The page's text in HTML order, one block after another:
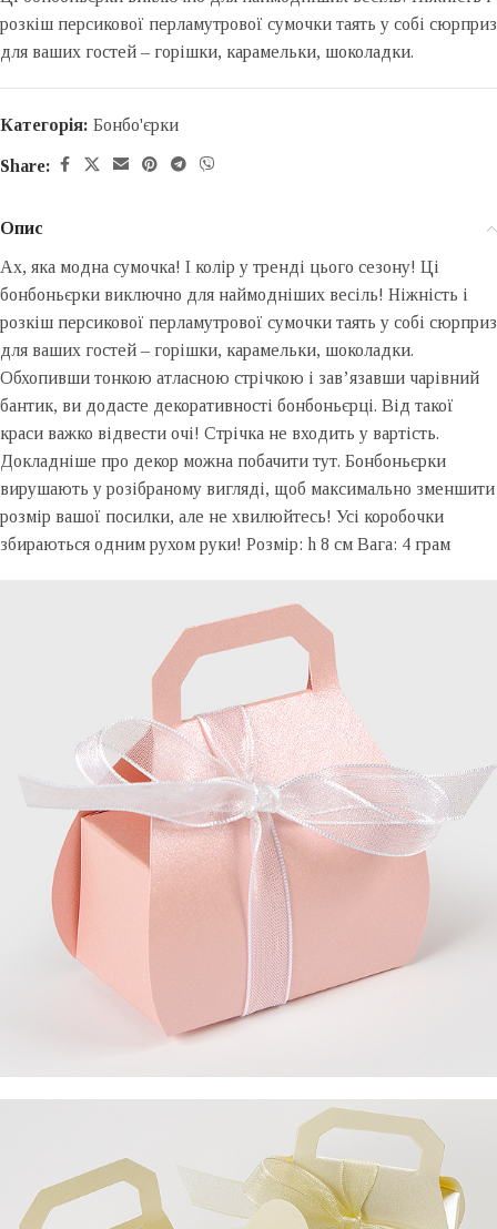
розкіш персикової перламутрової сумочки таять у собі сюрприз
для ваших гостей – горішки, карамельки, шоколадки.
Категорія: Бонбо'єрки
Share:
Опис
Ах, яка модна сумочка! І колір у тренді цього сезону! Ці
бонбоньєрки виключно для наймодніших весіль! Ніжність і
розкіш персикової перламутрової сумочки таять у собі сюрприз
для ваших гостей – горішки, карамельки, шоколадки.
Обхопивши тонкою атласною стрічкою і зав’язавши чарівний
бантик, ви додасте декоративності бонбоньєрці. Від такої
краси важко відвести очі! Стрічка не входить у вартість.
Докладніше про декор можна побачити тут. Бонбоньєрки
вирушають у розібраному вигляді, щоб максимально зменшити
розмір вашої посилки, але не хвилюйтесь! Усі коробочки
збираються одним рухом руки! Розмір: h 8 см Вага: 4 грам